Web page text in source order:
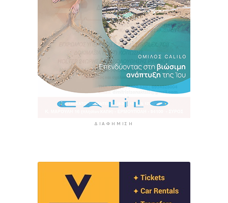
ΔΙΑΦΉΜΙΣΗ